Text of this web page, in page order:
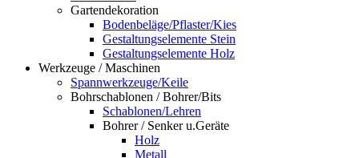
Gartendekoration
Bodenbeläge/Pflaster/Kies
Gestaltungselemente Stein
Gestaltungselemente Holz
Werkzeuge / Maschinen
Spannwerkzeuge/Keile
Bohrschablonen / Bohrer/Bits
Schablonen/Lehren
Bohrer / Senker u.Geräte
Holz
Metall